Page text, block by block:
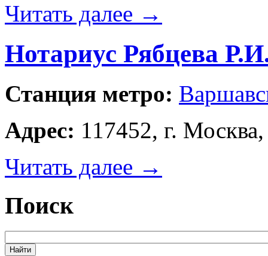
Читать далее →
Нотариус Рябцева
Станция метро:
Адрес: 117452, г.
Читать далее →
Поиск